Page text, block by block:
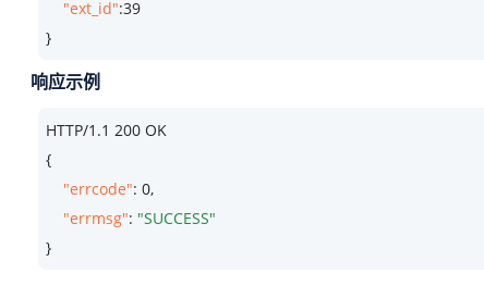
"ext_id":39
}
响应示例
HTTP/1.1 200 OK
{
"errcode": 0,
"errmsg": "SUCCESS"
}